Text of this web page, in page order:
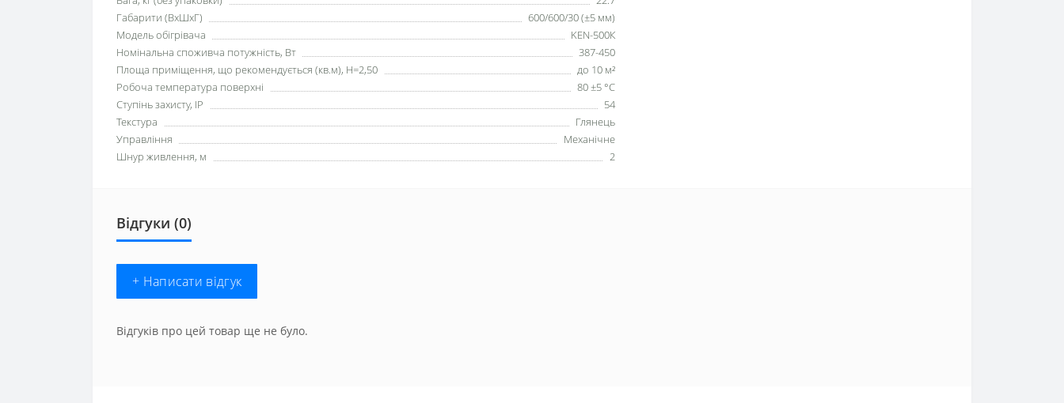
Габарити (ВхШхГ)
600/600/30 (±5 мм)
Модель обігрівача
KEN-500К
Номінальна споживча потужність, Вт
387-450
Площа приміщення, що рекомендується (кв.м), H=2,50
до 10 м²
Робоча температура поверхні
80 ±5 °С
Ступінь захисту, IP
54
Текстура
Глянець
Управління
Механічне
Шнур живлення, м
2
Відгуки (0)
+ Написати відгук
Відгуків про цей товар ще не було.